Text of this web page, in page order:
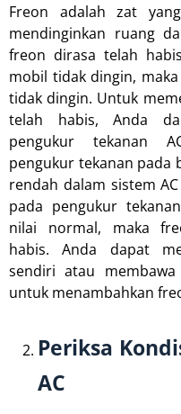
Freon adalah zat
mendinginkan ruang
freon dirasa telah
mobil tidak dingin,
tidak dingin. Untuk
telah habis, Anda
pengukur tekanan
pengukur tekanan pada
rendah dalam sistem
pada pengukur
nilai normal, maka
habis. Anda dapat
sendiri atau
untuk menambahkan
Periksa
AC